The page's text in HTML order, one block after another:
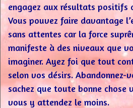
engagez aux résultats positifs
Vous pouvez faire davantage
sans attentes car la force
manifeste à des niveaux que
imaginer. Ayez foi que tout
selon vos désirs. Abandonnez-
sachez que toute bonne chose
vous y attendez le moins.